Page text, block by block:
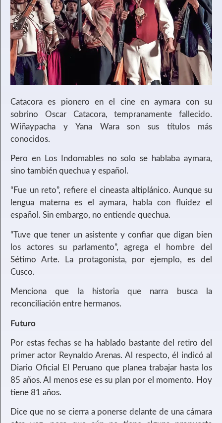
Catacora es pionero en el cine en aymara con su
sobrino Oscar Catacora, tempranamente fallecido.
Wiñaypacha y Yana Wara son sus títulos más
conocidos.
Pero en Los Indomables no solo se hablaba aymara,
sino también quechua y español.
“Fue un reto”, refiere el cineasta altiplánico. Aunque su
lengua materna es el aymara, habla con fluidez el
español. Sin embargo, no entiende quechua.
“Tuve que tener un asistente y confiar que digan bien
los actores su parlamento”, agrega el hombre del
Sétimo Arte. La protagonista, por ejemplo, es del
Cusco.
Menciona que la historia que narra busca la
reconciliación entre hermanos.
Futuro
Por estas fechas se ha hablado bastante del retiro del
primer actor Reynaldo Arenas. Al respecto, él indicó al
Diario Oficial El Peruano que planea trabajar hasta los
85 años. Al menos ese es su plan por el momento. Hoy
tiene 81 años.
Dice que no se cierra a ponerse delante de una cámara